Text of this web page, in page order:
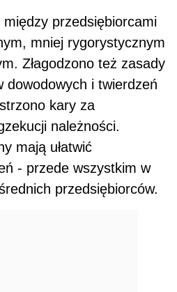
przedsiębiorcami
mniej rygorystycznym
Złagodzono też zasady
dowodowych i twierdzeń
kary za
należności.
mają ułatwić
- przede wszystkim w
przedsiębiorców.